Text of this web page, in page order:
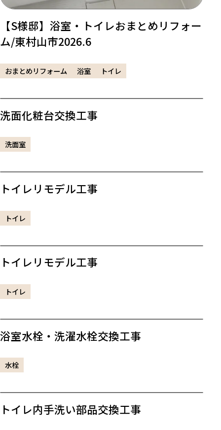
【S様邸】浴室・トイレおまとめリフォー
ム/東村山市2026.6
おまとめリフォーム 浴室 トイレ
洗面化粧台交換工事
洗面室
トイレリモデル工事
トイレ
トイレリモデル工事
トイレ
浴室水栓・洗濯水栓交換工事
水栓
トイレ内手洗い部品交換工事